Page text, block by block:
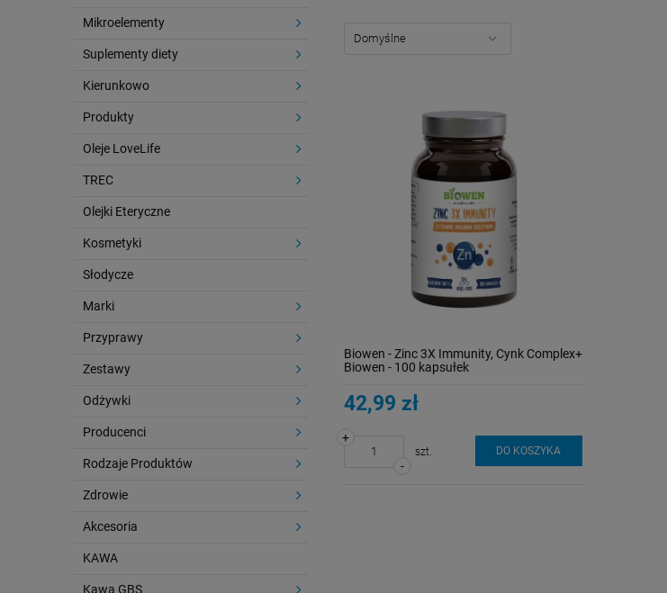
Mikroelementy
Suplementy diety
Kierunkowo
Produkty
Oleje LoveLife
TREC
Olejki Eteryczne
Kosmetyki
Słodycze
Marki
Przyprawy
Zestawy
Odżywki
Producenci
Rodzaje Produktów
Zdrowie
Akcesoria
KAWA
Kawa GBS
Biowen - Zinc 3X Immunity, Cynk Complex+
Biowen - 100 kapsułek
42,99 zł
-
+
szt. DO KOSZYKA